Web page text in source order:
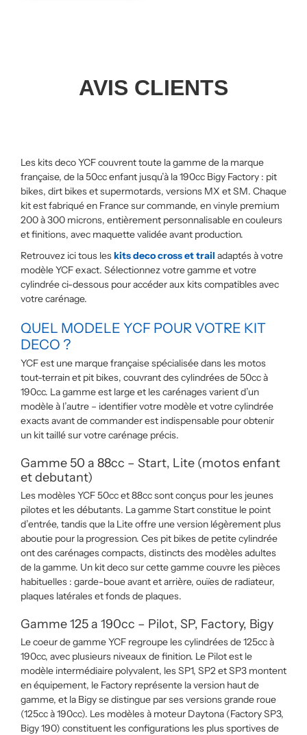
AVIS CLIENTS
Les kits deco YCF couvrent toute la gamme de la marque
française, de la 50cc enfant jusqu’à la 190cc Bigy Factory : pit
bikes, dirt bikes et supermotards, versions MX et SM. Chaque
kit est fabriqué en France sur commande, en vinyle premium
200 à 300 microns, entièrement personnalisable en couleurs
et finitions, avec maquette validée avant production.
Retrouvez ici tous leskits deco cross et trail adaptés à votre
modèle YCF exact. Sélectionnez votre gamme et votre
cylindrée ci-dessous pour accéder aux kits compatibles avec
votre carénage.
QUEL MODELE YCF POUR VOTRE KIT
DECO ?
YCF est une marque française spécialisée dans les motos
tout-terrain et pit bikes, couvrant des cylindrées de 50cc à
190cc. La gamme est large et les carénages varient d’un
modèle à l’autre – identifier votre modèle et votre cylindrée
exacts avant de commander est indispensable pour obtenir
un kit taillé sur votre carénage précis.
Gamme 50 a 88cc – Start, Lite (motos enfant
et debutant)
Les modèles YCF 50cc et 88cc sont conçus pour les jeunes
pilotes et les débutants. La gamme Start constitue le point
d’entrée, tandis que la Lite offre une version légèrement plus
aboutie pour la progression. Ces pit bikes de petite cylindrée
ont des carénages compacts, distincts des modèles adultes
de la gamme. Un kit deco sur cette gamme couvre les pièces
habituelles : garde-boue avant et arrière, ouïes de radiateur,
plaques latérales et fonds de plaques.
Gamme 125 a 190cc – Pilot, SP, Factory, Bigy
Le coeur de gamme YCF regroupe les cylindrées de 125cc à
190cc, avec plusieurs niveaux de finition. Le Pilot est le
modèle intermédiaire polyvalent, les SP1, SP2 et SP3 montent
en équipement, le Factory représente la version haut de
gamme, et la Bigy se distingue par ses versions grande roue
(125cc à 190cc). Les modèles à moteur Daytona (Factory SP3,
Bigy 190) constituent les configurations les plus sportives de